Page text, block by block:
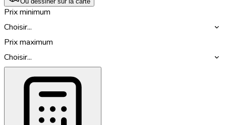
Prix minimum
Choisir...
Prix maximum
Choisir...